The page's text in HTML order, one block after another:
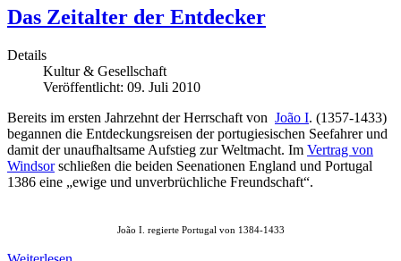
Das Zeitalter der Entdecker
Details
Kultur & Gesellschaft
Veröffentlicht: 09. Juli 2010
Bereits im ersten Jahrzehnt der Herrschaft von João I. (1357-1433)
begannen die Entdeckungsreisen der portugiesischen Seefahrer und
damit der unaufhaltsame Aufstieg zur Weltmacht. Im Vertrag von
Windsorschließen die beiden Seenationen England und Portugal
1386 eine „ewige und unverbrüchliche Freundschaft“.
João I. regierte Portugal von 1384-1433